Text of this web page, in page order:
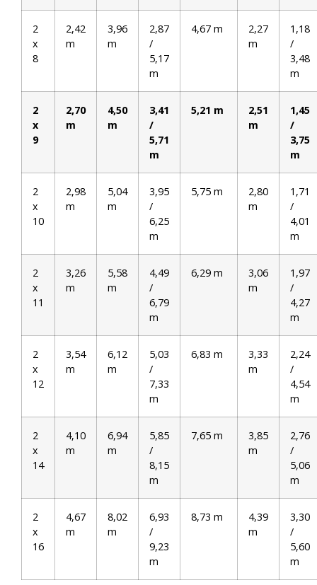
2
x
8
2,42
m
3,96
m
2,87
/
5,17
m
4,67 m
2,27
m
1,18
/
3,48
m
2
x
9
2,70
m
4,50
m
3,41
/
5,71
m
5,21 m
2,51
m
1,45
/
3,75
m
2
x
10
2,98
m
5,04
m
3,95
/
6,25
m
5,75 m
2,80
m
1,71
/
4,01
m
2
x
11
3,26
m
5,58
m
4,49
/
6,79
m
6,29 m
3,06
m
1,97
/
4,27
m
2
x
12
3,54
m
6,12
m
5,03
/
7,33
m
6,83 m
3,33
m
2,24
/
4,54
m
2
x
14
4,10
m
6,94
m
5,85
/
8,15
m
7,65 m
3,85
m
2,76
/
5,06
m
2
x
16
4,67
m
8,02
m
6,93
/
9,23
m
8,73 m
4,39
m
3,30
/
5,60
m